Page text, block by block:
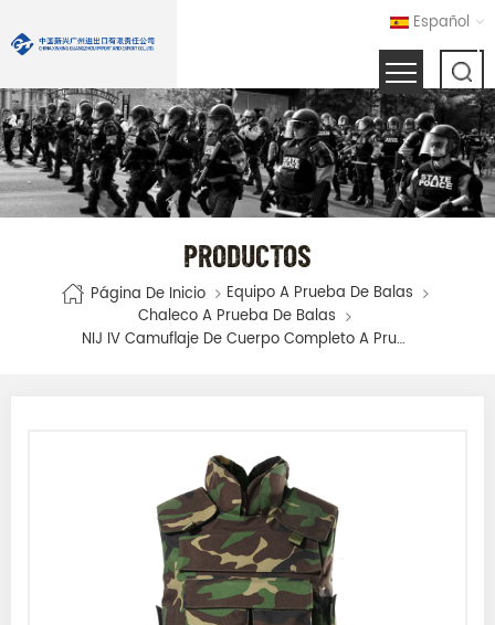
Español
PRODUCTOS
Página De Inicio
Equipo A Prueba De Balas
Chaleco A Prueba De Balas
NIJ IV Camuflaje De Cuerpo Completo A Prueba De Balas Chaleco Chaqueta